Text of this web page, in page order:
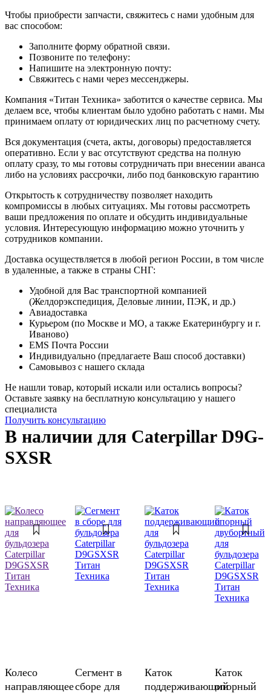
Чтобы приобрести запчасти, свяжитесь с нами удобным для
вас способом:
Заполните форму обратной связи.
Позвоните по телефону:
Напишите на электронную почту:
Свяжитесь с нами через мессенджеры.
Компания «Титан Техника» заботится о качестве сервиса. Мы
делаем все, чтобы клиентам было удобно работать с нами. Мы
принимаем оплату от юридических лиц по расчетному счету.
Вся документация (счета, акты, договоры) предоставляется
оперативно. Если у вас отсутствуют средства на полную
оплату сразу, то мы готовы сотрудничать при внесении аванса
либо на условиях рассрочки, либо под банковскую гарантию
Открытость к сотрудничеству позволяет находить
компромиссы в любых ситуациях. Мы готовы рассмотреть
ваши предложения по оплате и обсудить индивидуальные
условия. Интересующую информацию можно уточнить у
сотрудников компании.
Доставка осуществляется в любой регион России, в том числе
в удаленные, а также в страны СНГ:
Удобной для Вас транспортной компанией
(Желдорэкспедиция, Деловые линии, ПЭК, и др.)
Авиадоставка
Курьером (по Москве и МО, а также Екатеринбургу и г.
Иваново)
EMS Почта России
Индивидуально (предлагаете Ваш способ доставки)
Самовывоз с нашего склада
Не нашли товар, который искали или остались вопросы?
Оставьте заявку на бесплатную консультацию у нашего
специалиста
Получить консультацию
В наличии для Caterpillar D9G-
SXSR
Колесо
направляющее
Сегмент в
сборе для
Каток
поддерживающий
Каток
опорный